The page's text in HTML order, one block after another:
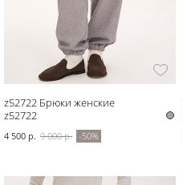
z52722 Брюки женские
z52722
4 500 р. 9 000 р. -50%